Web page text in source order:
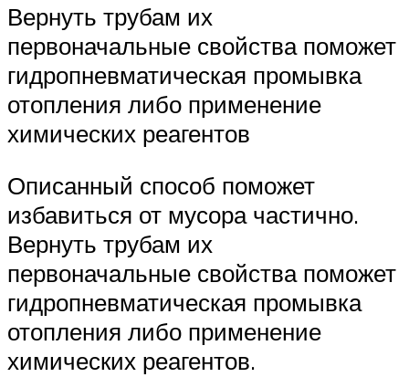
Вернуть трубам их
первоначальные свойства поможет
гидропневматическая промывка
отопления либо применение
химических реагентов
Описанный способ поможет
избавиться от мусора частично.
Вернуть трубам их
первоначальные свойства поможет
гидропневматическая промывка
отопления либо применение
химических реагентов.